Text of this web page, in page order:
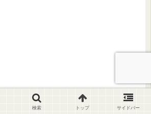
検索 トップ サイドバー